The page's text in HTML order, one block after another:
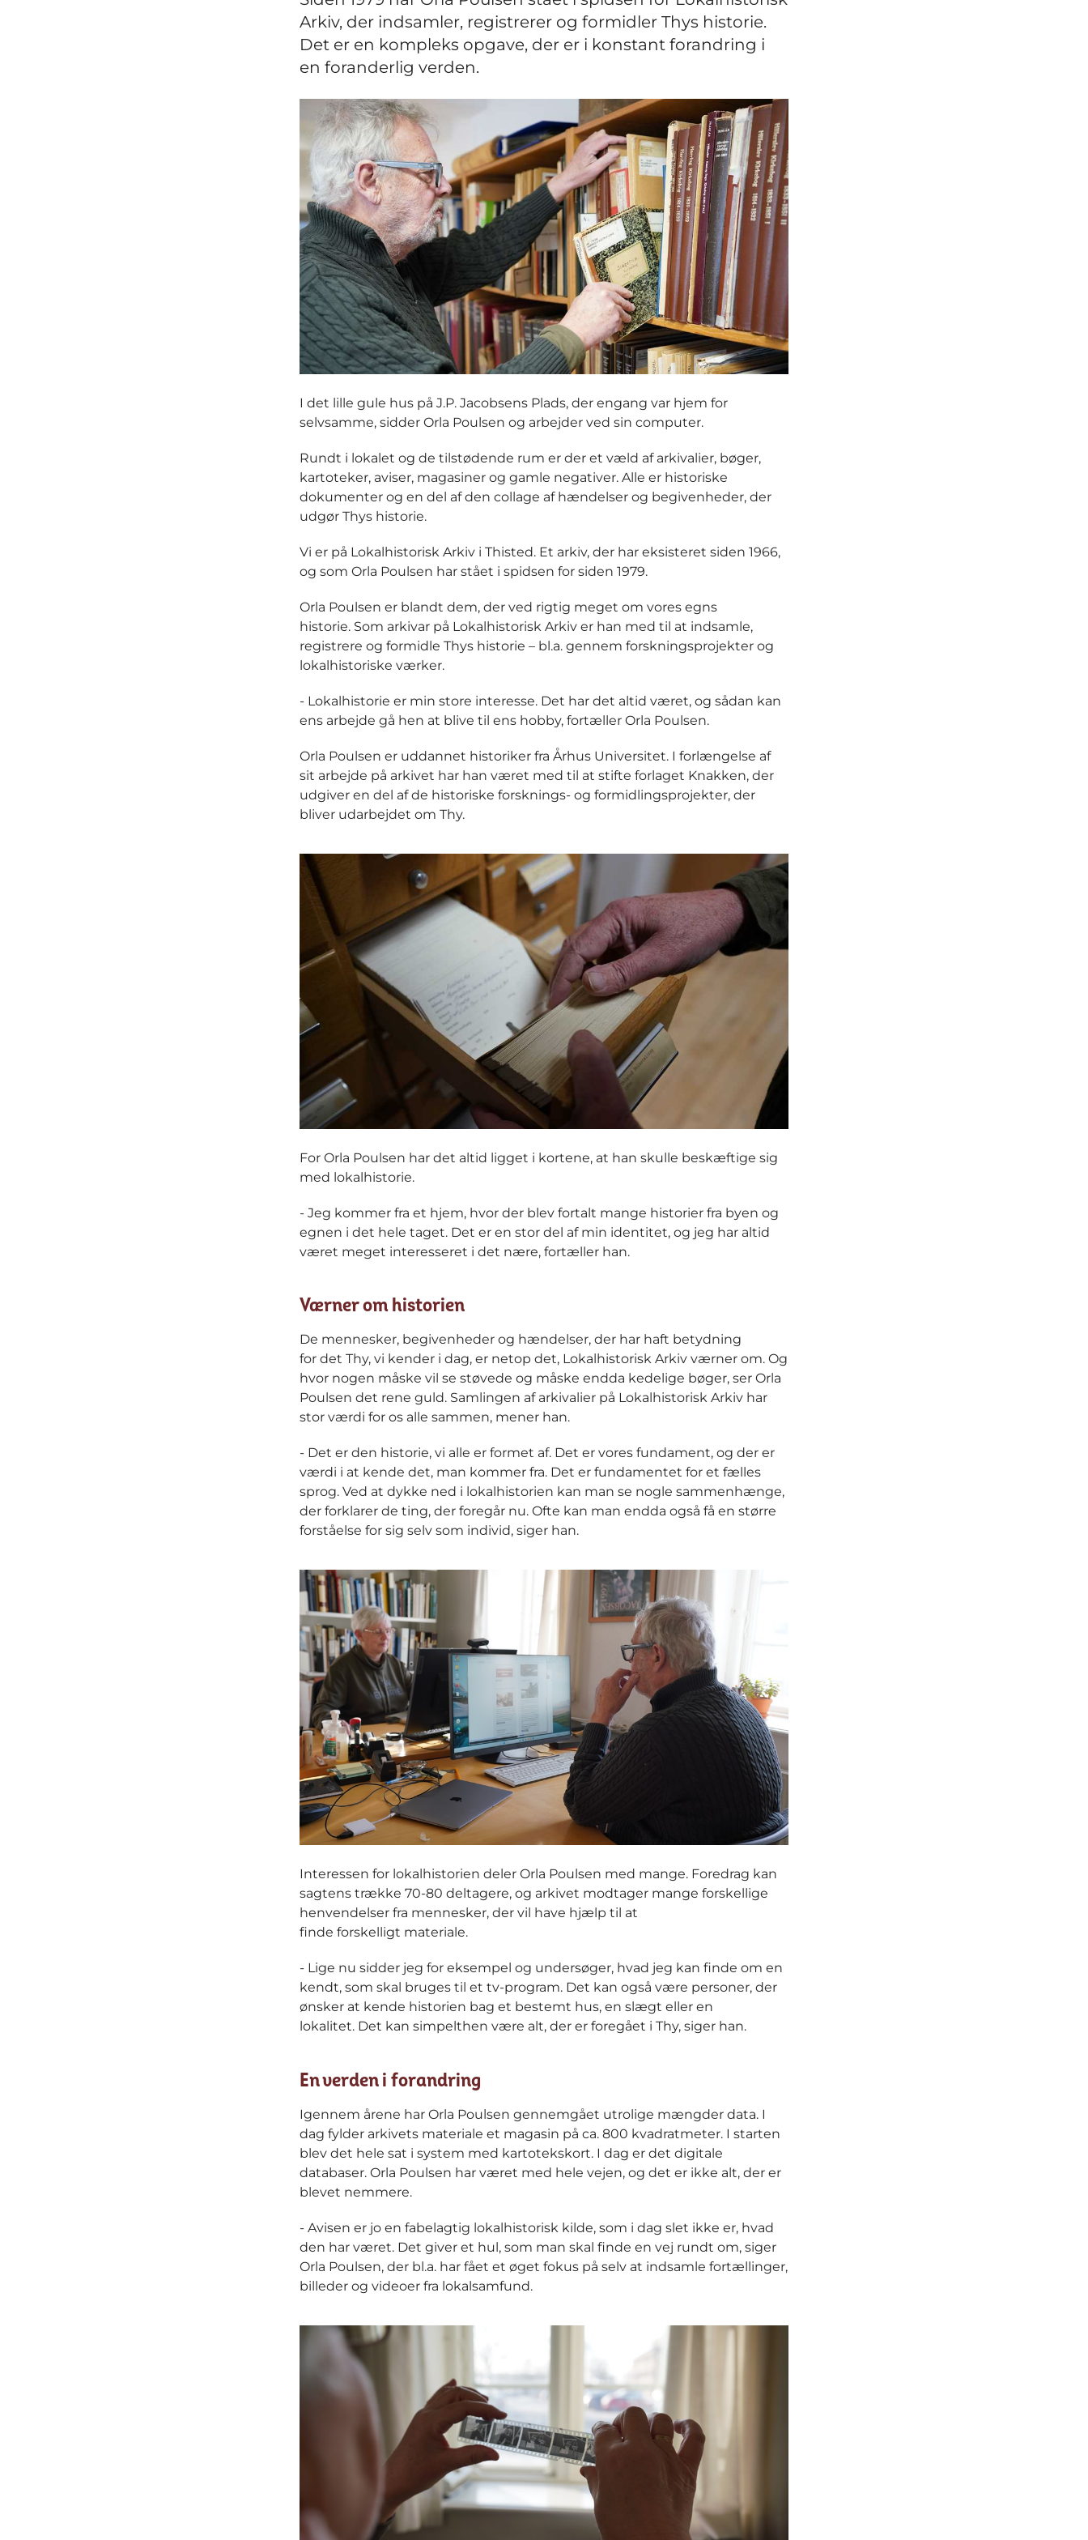
Arkiv, der indsamler, registrerer og formidler Thys historie.
Det er en kompleks opgave, der er i konstant forandring i
en foranderlig verden.
I det lille gule hus på J.P. Jacobsens Plads, der engang var hjem for
selvsamme, sidder Orla Poulsen og arbejder ved sin computer.
Rundt i lokalet og de tilstødende rum er der et væld af arkivalier, bøger,
kartoteker, aviser, magasiner og gamle negativer. Alle er historiske
dokumenter og en del af den collage af hændelser og begivenheder, der
udgør Thys historie.
Vi er på Lokalhistorisk Arkiv i Thisted. Et arkiv, der har eksisteret siden 1966,
og som Orla Poulsen har stået i spidsen for siden 1979.
Orla Poulsen er blandt dem, der ved rigtig meget om vores egns
historie. Som arkivar på Lokalhistorisk Arkiv er han med til at indsamle,
registrere og formidle Thys historie – bl.a. gennem forskningsprojekter og
lokalhistoriske værker.
- Lokalhistorie er min store interesse. Det har det altid været, og sådan kan
ens arbejde gå hen at blive til ens hobby, fortæller Orla Poulsen.
Orla Poulsen er uddannet historiker fra Århus Universitet. I forlængelse af
sit arbejde på arkivet har han været med til at stifte forlaget Knakken, der
udgiver en del af de historiske forsknings- og formidlingsprojekter, der
bliver udarbejdet om Thy.
For Orla Poulsen har det altid ligget i kortene, at han skulle beskæftige sig
med lokalhistorie.
- Jeg kommer fra et hjem, hvor der blev fortalt mange historier fra byen og
egnen i det hele taget. Det er en stor del af min identitet, og jeg har altid
været meget interesseret i det nære, fortæller han.
Værner om historien
De mennesker, begivenheder og hændelser, der har haft betydning
for det Thy, vi kender i dag, er netop det, Lokalhistorisk Arkiv værner om. Og
hvor nogen måske vil se støvede og måske endda kedelige bøger, ser Orla
Poulsen det rene guld. Samlingen af arkivalier på Lokalhistorisk Arkiv har
stor værdi for os alle sammen, mener han.
- Det er den historie, vi alle er formet af. Det er vores fundament, og der er
værdi i at kende det, man kommer fra. Det er fundamentet for et fælles
sprog. Ved at dykke ned i lokalhistorien kan man se nogle sammenhænge,
der forklarer de ting, der foregår nu. Ofte kan man endda også få en større
forståelse for sig selv som individ, siger han.
Interessen for lokalhistorien deler Orla Poulsen med mange. Foredrag kan
sagtens trække 70-80 deltagere, og arkivet modtager mange forskellige
henvendelser fra mennesker, der vil have hjælp til at
finde forskelligt materiale.
- Lige nu sidder jeg for eksempel og undersøger, hvad jeg kan finde om en
kendt, som skal bruges til et tv-program. Det kan også være personer, der
ønsker at kende historien bag et bestemt hus, en slægt eller en
lokalitet. Det kan simpelthen være alt, der er foregået i Thy, siger han.
En verden i forandring
Igennem årene har Orla Poulsen gennemgået utrolige mængder data. I
dag fylder arkivets materiale et magasin på ca. 800 kvadratmeter. I starten
blev det hele sat i system med kartotekskort. I dag er det digitale
databaser. Orla Poulsen har været med hele vejen, og det er ikke alt, der er
blevet nemmere.
- Avisen er jo en fabelagtig lokalhistorisk kilde, som i dag slet ikke er, hvad
den har været. Det giver et hul, som man skal finde en vej rundt om, siger
Orla Poulsen, der bl.a. har fået et øget fokus på selv at indsamle fortællinger,
billeder og videoer fra lokalsamfund.